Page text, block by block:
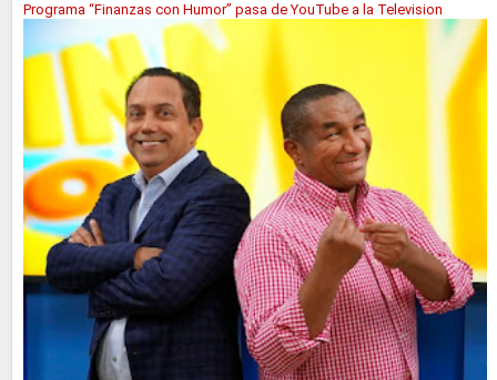
Programa “Finanzas con Humor” pasa de YouTube a la Television